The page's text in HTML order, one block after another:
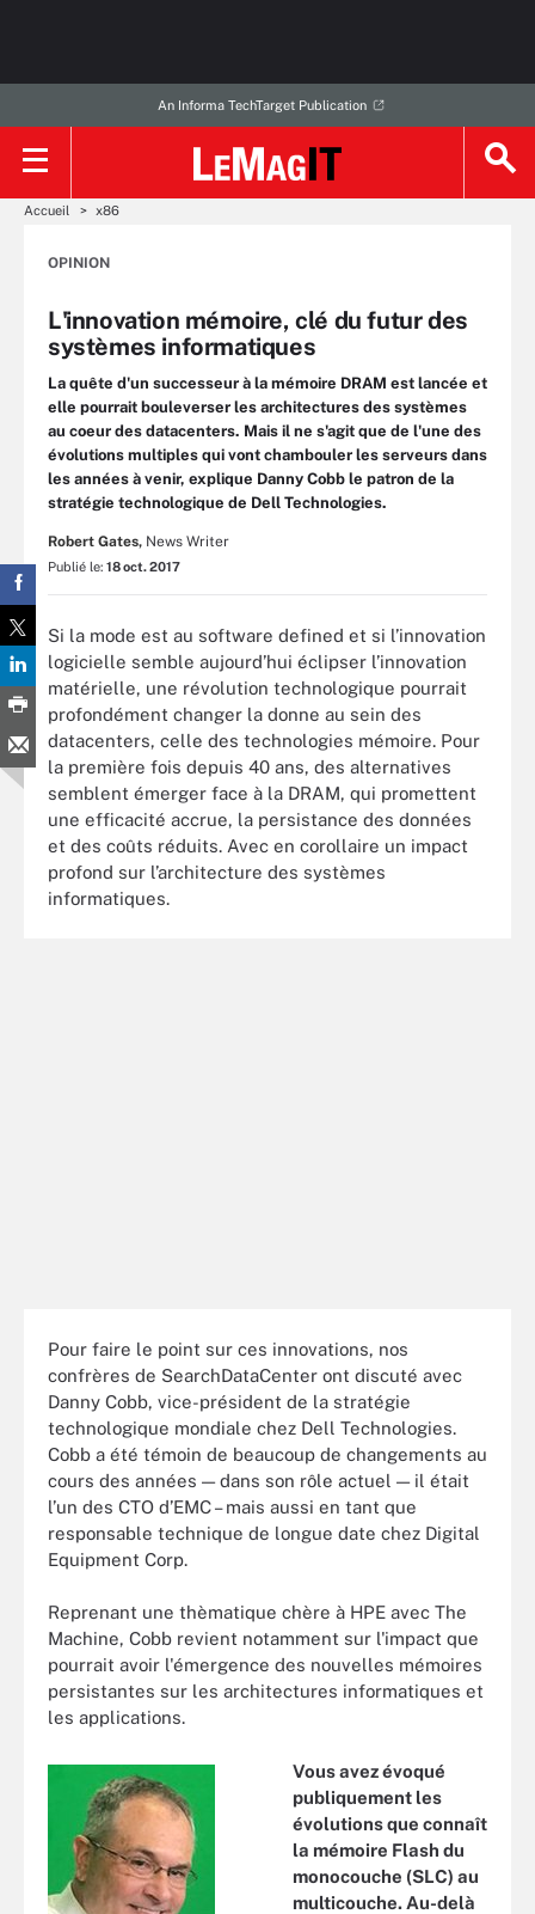
An Informa TechTarget Publication
Accueil x86
OPINION
L'innovation mémoire, clé du futur des
systèmes informatiques
La quête d'un successeur à la mémoire DRAM est lancée et
elle pourrait bouleverser les architectures des systèmes
au coeur des datacenters. Mais il ne s'agit que de l'une des
évolutions multiples qui vont chambouler les serveurs dans
les années à venir, explique Danny Cobb le patron de la
stratégie technologique de Dell Technologies.
Robert Gates, News Writer
Publié le: 18 oct. 2017
Si la mode est au software defined et si l’innovation
logicielle semble aujourd’hui éclipser l’innovation
matérielle, une révolution technologique pourrait
profondément changer la donne au sein des
datacenters, celle des technologies mémoire. Pour
la première fois depuis 40 ans, des alternatives
semblent émerger face à la DRAM, qui promettent
une efficacité accrue, la persistance des données
et des coûts réduits. Avec en corollaire un impact
profond sur l’architecture des systèmes
informatiques.
Pour faire le point sur ces innovations, nos
confrères de SearchDataCenter ont discuté avec
Danny Cobb, vice-président de la stratégie
technologique mondiale chez Dell Technologies.
Cobb a été témoin de beaucoup de changements au
cours des années — dans son rôle actuel — il était
l’un des CTO d’EMC – mais aussi en tant que
responsable technique de longue date chez Digital
Equipment Corp.
Reprenant une thèmatique chère à HPE avec The
Machine, Cobb revient notamment sur l'impact que
pourrait avoir l'émergence des nouvelles mémoires
persistantes sur les architectures informatiques et
les applications.
Vous avez évoqué
publiquement les
évolutions que connaît
la mémoire Flash du
monocouche (SLC) au
multicouche. Au-delà